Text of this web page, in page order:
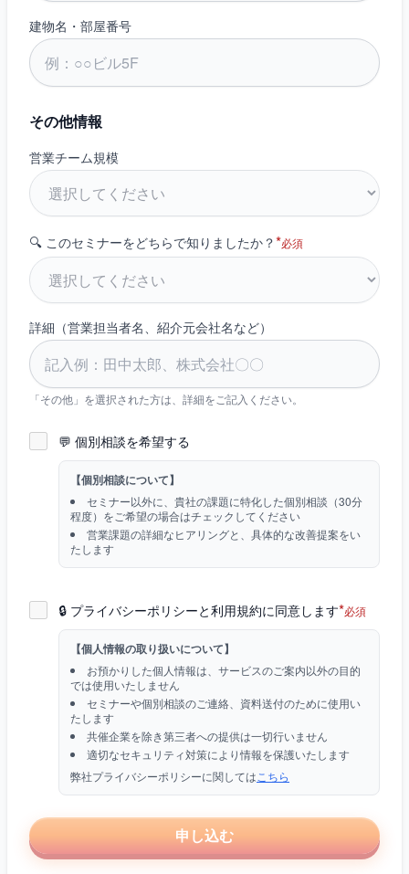
建物名・部屋番号
その他情報
営業チーム規模
🔍 このセミナーをどちらで知りましたか？*必須
詳細（営業担当者名、紹介元会社名など）
「その他」を選択された方は、詳細をご記入ください。
💬 個別相談を希望する
【個別相談について】
セミナー以外に、貴社の課題に特化した個別相談（30分
程度）をご希望の場合はチェックしてください
営業課題の詳細なヒアリングと、具体的な改善提案をい
たします
🔒 プライバシーポリシーと利用規約に同意します*必須
【個人情報の取り扱いについて】
お預かりした個人情報は、サービスのご案内以外の目的
では使用いたしません
セミナーや個別相談のご連絡、資料送付のために使用い
たします
共催企業を除き第三者への提供は一切行いません
適切なセキュリティ対策により情報を保護いたします
弊社プライバシーポリシーに関しては こちら
申し込む